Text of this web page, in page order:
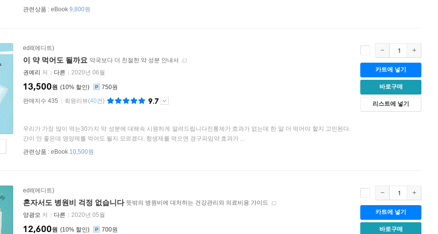
관련상품 : eBook 9,800원
edit(에디트)
이 약 먹어도 될까요 약국보다 더 친절한 약 성분 안내서
권예리 저 다른 2020년 06월
10%
13,500원
750원
판매지수 435
회원리뷰(40건) 9.7
우리가 가장 많이 먹는30가지 약 성분에 대해속 시원하게 알려드립니다진통제가 효과가 없는데 한 알 더 먹어야 할지 고민된다.
간이 안 좋은데 영양제를 먹어도 될지 모르겠다. 항생제를 먹으면 경구피임약 효과가 ...
관련상품 : eBook 10,500원
카트에 넣기
바로구매
리스트에 넣기
edit(에디트)
혼자서도 병원비 걱정 없습니다 뜻밖의 병원비에 대처하는 건강관리와 의료비용 가이드
양광모 저 다른 2020년 05월
10%
12,600원
700원
카트에 넣기
바로구매